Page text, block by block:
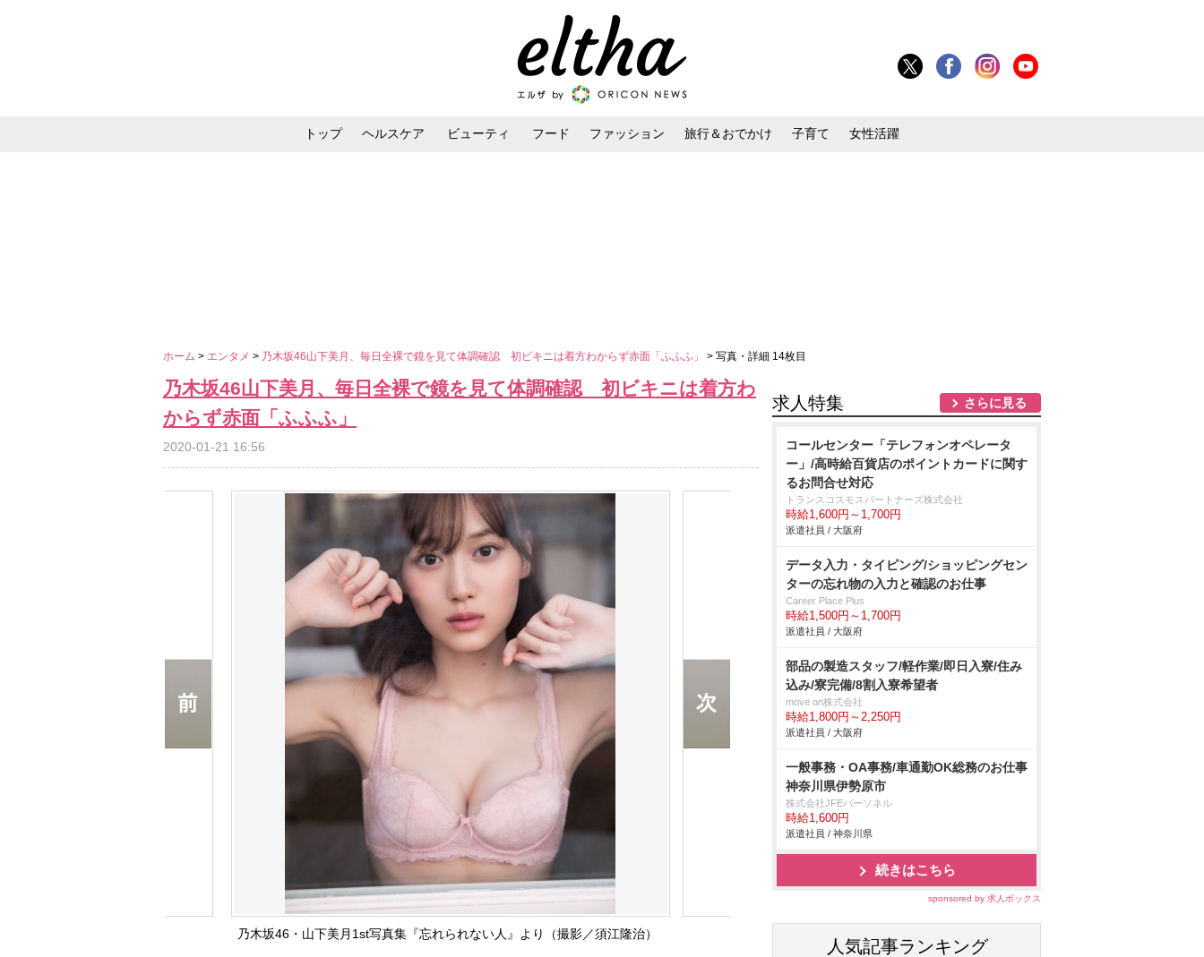
トップ ヘルスケア ビューティ フード ファッション 旅行＆おでかけ 子育て 女性活躍
ホーム > エンタメ > 乃木坂46山下美月、毎日全裸で鏡を見て体調確認 初ビキニは着方わからず赤面「ふふふ」 > 写真・詳細 14枚目
乃木坂46山下美月、毎日全裸で鏡を見て体調確認 初ビキニは着方わ
からず赤面「ふふふ」
2020-01-21 16:56
乃木坂46・山下美月1st写真集『忘れられない人』より（撮影／須江隆治）
求人特集 さらに見る
コールセンター「テレフォンオペレータ
ー」/高時給百貨店のポイントカードに関す
るお問合せ対応
トランスコスモスパートナーズ株式会社
時給1,600円～1,700円
派遣社員 / 大阪府
データ入力・タイピング/ショッピングセン
ターの忘れ物の入力と確認のお仕事
Career Place Plus
時給1,500円～1,700円
派遣社員 / 大阪府
部品の製造スタッフ/軽作業/即日入寮/住み
込み/寮完備/8割入寮希望者
move on株式会社
時給1,800円～2,250円
派遣社員 / 大阪府
一般事務・OA事務/車通勤OK総務のお仕事
神奈川県伊勢原市
株式会社JFEパーソネル
時給1,600円
派遣社員 / 神奈川県
続きはこちら
sponsored by 求人ボックス
人気記事ランキング